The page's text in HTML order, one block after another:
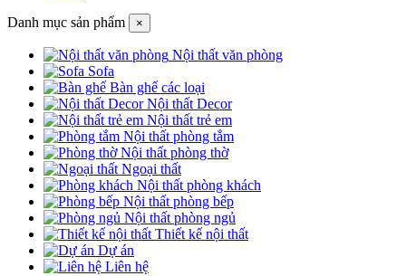
Danh mục sản phẩm ×
Nội thất văn phòng
Sofa
Bàn ghế các loại
Nội thất Decor
Nội thất trẻ em
Nội thất phòng tắm
Nội thất phòng thờ
Ngoại thất
Nội thất phòng khách
Nội thất phòng bếp
Nội thất phòng ngủ
Thiết kế nội thất
Dự án
Liên hệ